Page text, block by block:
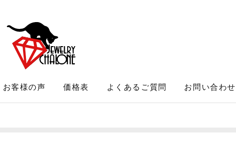
お客様の声 価格表 よくあるご質問 お問い合わせ